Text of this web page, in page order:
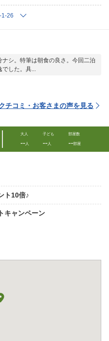
26
シ。特筆は朝食の良さ。今回二泊
でした。具...
チコミ・お客さまの声を見る
大人
--人
子ども
--人
部屋数
--部屋
ト10倍♪
キャンペーン